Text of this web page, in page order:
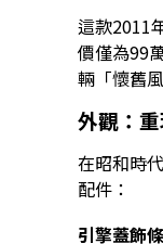
這款2011
價僅為99
輛「懷舊
外觀：
在昭和時
配件：
引擎蓋飾